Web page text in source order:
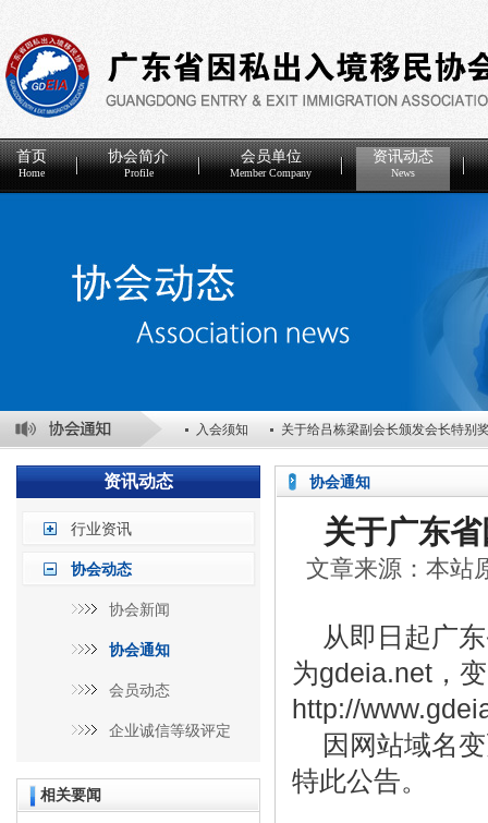
首页
Home
协会简介
Profile
会员单位
Member Company
资讯动态
News
入会须知 关于给吕栋梁副会长颁发会长特别
关于表彰2025年度优秀会员单位的决定 关于
资讯动态
行业资讯
协会动态
协会新闻
协会通知
会员动态
企业诚信等级评定
相关要闻
协会通知
关于广东
文章来源：本
从即日起广东
为gdeia.net，
http://
因网站域名变
特此公告。